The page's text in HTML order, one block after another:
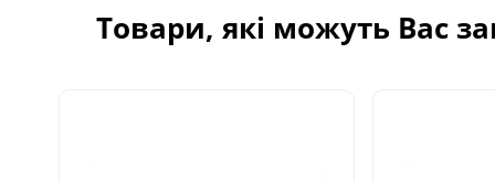
Товари, які можуть Вас